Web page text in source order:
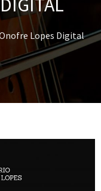
Lopes Digital